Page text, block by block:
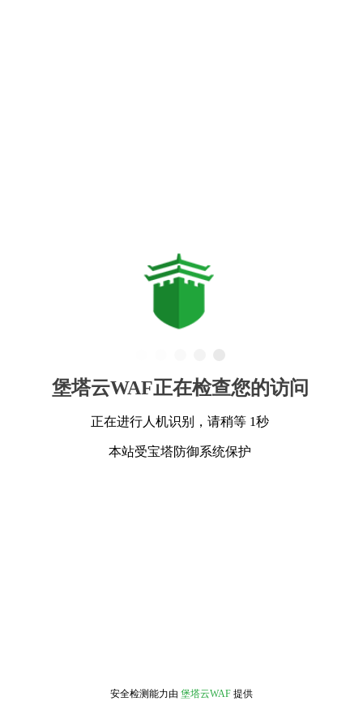
堡塔云WAF正在检查您的访问
正在进行人机识别，请稍等 1秒
本站受宝塔防御系统保护
安全检测能力由 堡塔云WAF 提供